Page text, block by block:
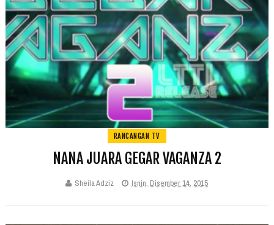
RANCANGAN TV
NANA JUARA GEGAR VAGANZA 2
Sheila Adziz Isnin, Disember 14, 2015